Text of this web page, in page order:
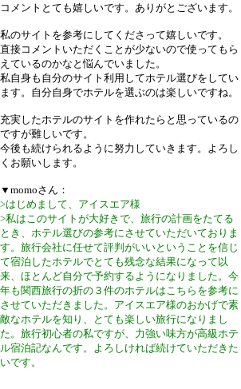
コメントとても嬉しいです。ありがとございます。
私のサイトを参考にしてくださって嬉しいです。
直接コメントいただくことが少ないので使ってもら
えているのかなと悩んでいました。
私自身も自分のサイト利用してホテル選びをしてい
ます。自分自身でホテルを選ぶのは楽しいですね。
充実したホテルのサイトを作れたらと思っているの
ですが難しいです。
今後も続けられるように努力していきます。よろし
くお願いします。
▼momoさん：
>はじめまして、アイスエア様
>私はこのサイトが大好きで、旅行の計画をたてる
とき、ホテル選びの参考にさせていただいておりま
す。旅行会社に任せて評判がいいということを信じ
て宿泊したホテルでとても残念な結果になって以
来、ほとんど自分で予約するようになりました。今
年も関西旅行の折の３件のホテルはこちらを参考に
させていただきました。アイスエア様のおかげで素
敵なホテルを知り、とても楽しい旅行になりまし
た。旅行初心者の私ですが、力強い味方が高級ホテ
ル宿泊記なんです。よろしければ続けていただきた
いです。